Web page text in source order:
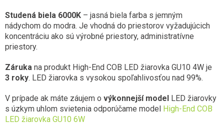
Studená biela 6000K – jasná biela farba s jemným
nádychom do modra. Je vhodná do priestorov vyžadujúcich
koncentráciu ako sú výrobné priestory, administratívne
priestory.
Záruka na produkt High-End COB LED žiarovka GU10 4W je
3 roky. LED žiarovka s vysokou spoľahlivosťou nad 99%.
V prípade ak máte záujem o výkonnejší model LED žiarovky
s úzkym uhlom svietenia odporúčame model High-End COB
LED žiarovka GU10 6W